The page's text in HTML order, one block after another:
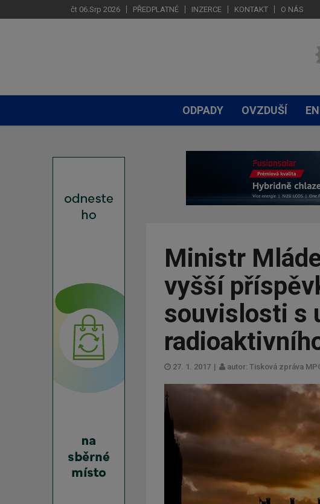
čt 06.Srp 2026 PŘEDPLATNÉ INZERCE KONTAKT O NÁS
ODPADY OVZDUŠÍ
Ministr
vyšší
souvislosti s
27. 1. 2017 | autor: Tisková zpráva